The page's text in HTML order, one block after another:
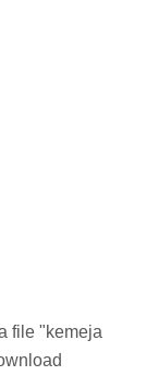
file "kemeja